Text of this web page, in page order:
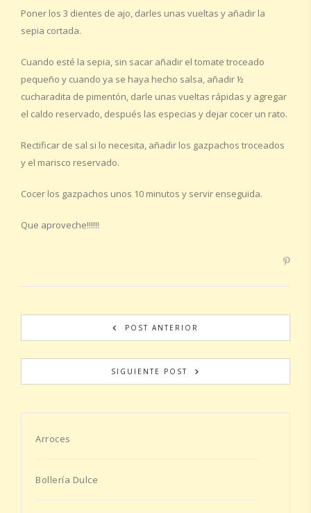
Poner los 3 dientes de ajo, darles unas vueltas y añadir la
sepia cortada.
Cuando esté la sepia, sin sacar añadir el tomate troceado
pequeño y cuando ya se haya hecho salsa, añadir ½
cucharadita de pimentón, darle unas vueltas rápidas y agregar
el caldo reservado, después las especias y dejar cocer un rato.
Rectificar de sal si lo necesita, añadir los gazpachos troceados
y el marisco reservado.
Cocer los gazpachos unos 10 minutos y servir enseguida.
Que aproveche!!!!!!
POST ANTERIOR
SIGUIENTE POST
Arroces
Bollería Dulce